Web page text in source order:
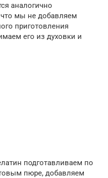
аналогично
мы не добавляем
приготовления
его из духовки и
подготавливаем по
пюре, добавляем